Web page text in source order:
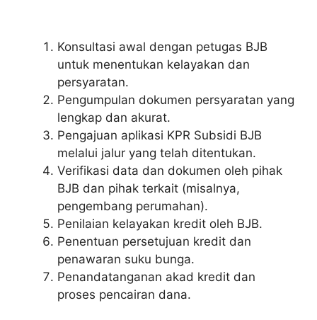
Konsultasi awal dengan petugas BJB
untuk menentukan kelayakan dan
persyaratan.
Pengumpulan dokumen persyaratan yang
lengkap dan akurat.
Pengajuan aplikasi KPR Subsidi BJB
melalui jalur yang telah ditentukan.
Verifikasi data dan dokumen oleh pihak
BJB dan pihak terkait (misalnya,
pengembang perumahan).
Penilaian kelayakan kredit oleh BJB.
Penentuan persetujuan kredit dan
penawaran suku bunga.
Penandatanganan akad kredit dan
proses pencairan dana.